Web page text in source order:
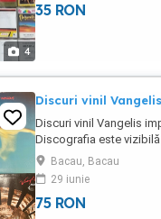
4
35 RON
Discuri vinil
Discuri vinil Vangelis
Discografia este
cu poșta de minim 100
un singur disc! Prețul
singur disc! Este posibil
să fie date între timp, vă
Bacau, Bacau
29 iunie
75 RON